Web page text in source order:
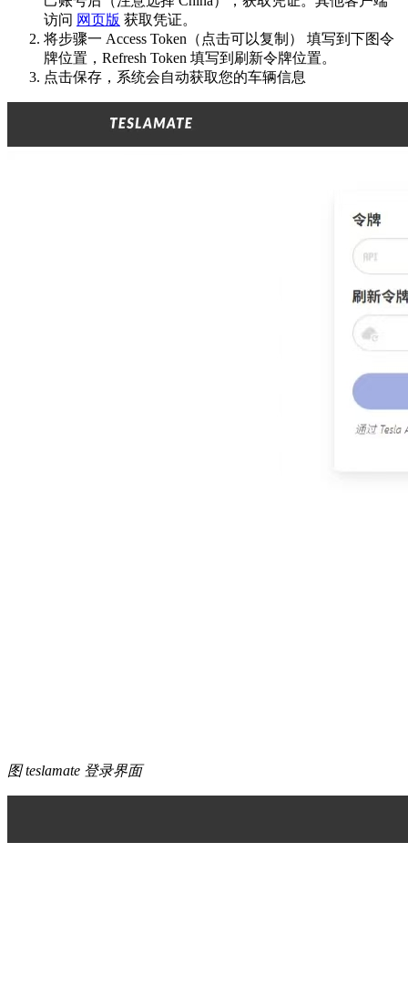
访问 网页版 获取凭证。
将步骤一 Access Token（点击可以复制） 填写到下图令
牌位置，Refresh Token 填写到刷新令牌位置。
点击保存，系统会自动获取您的车辆信息
图 teslamate 登录界面